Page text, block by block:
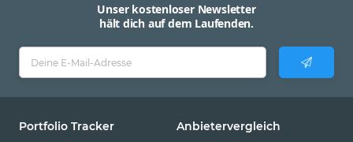
Unser kostenloser Newsletter
hält dich auf dem Laufenden.
Portfolio Tracker Anbietervergleich